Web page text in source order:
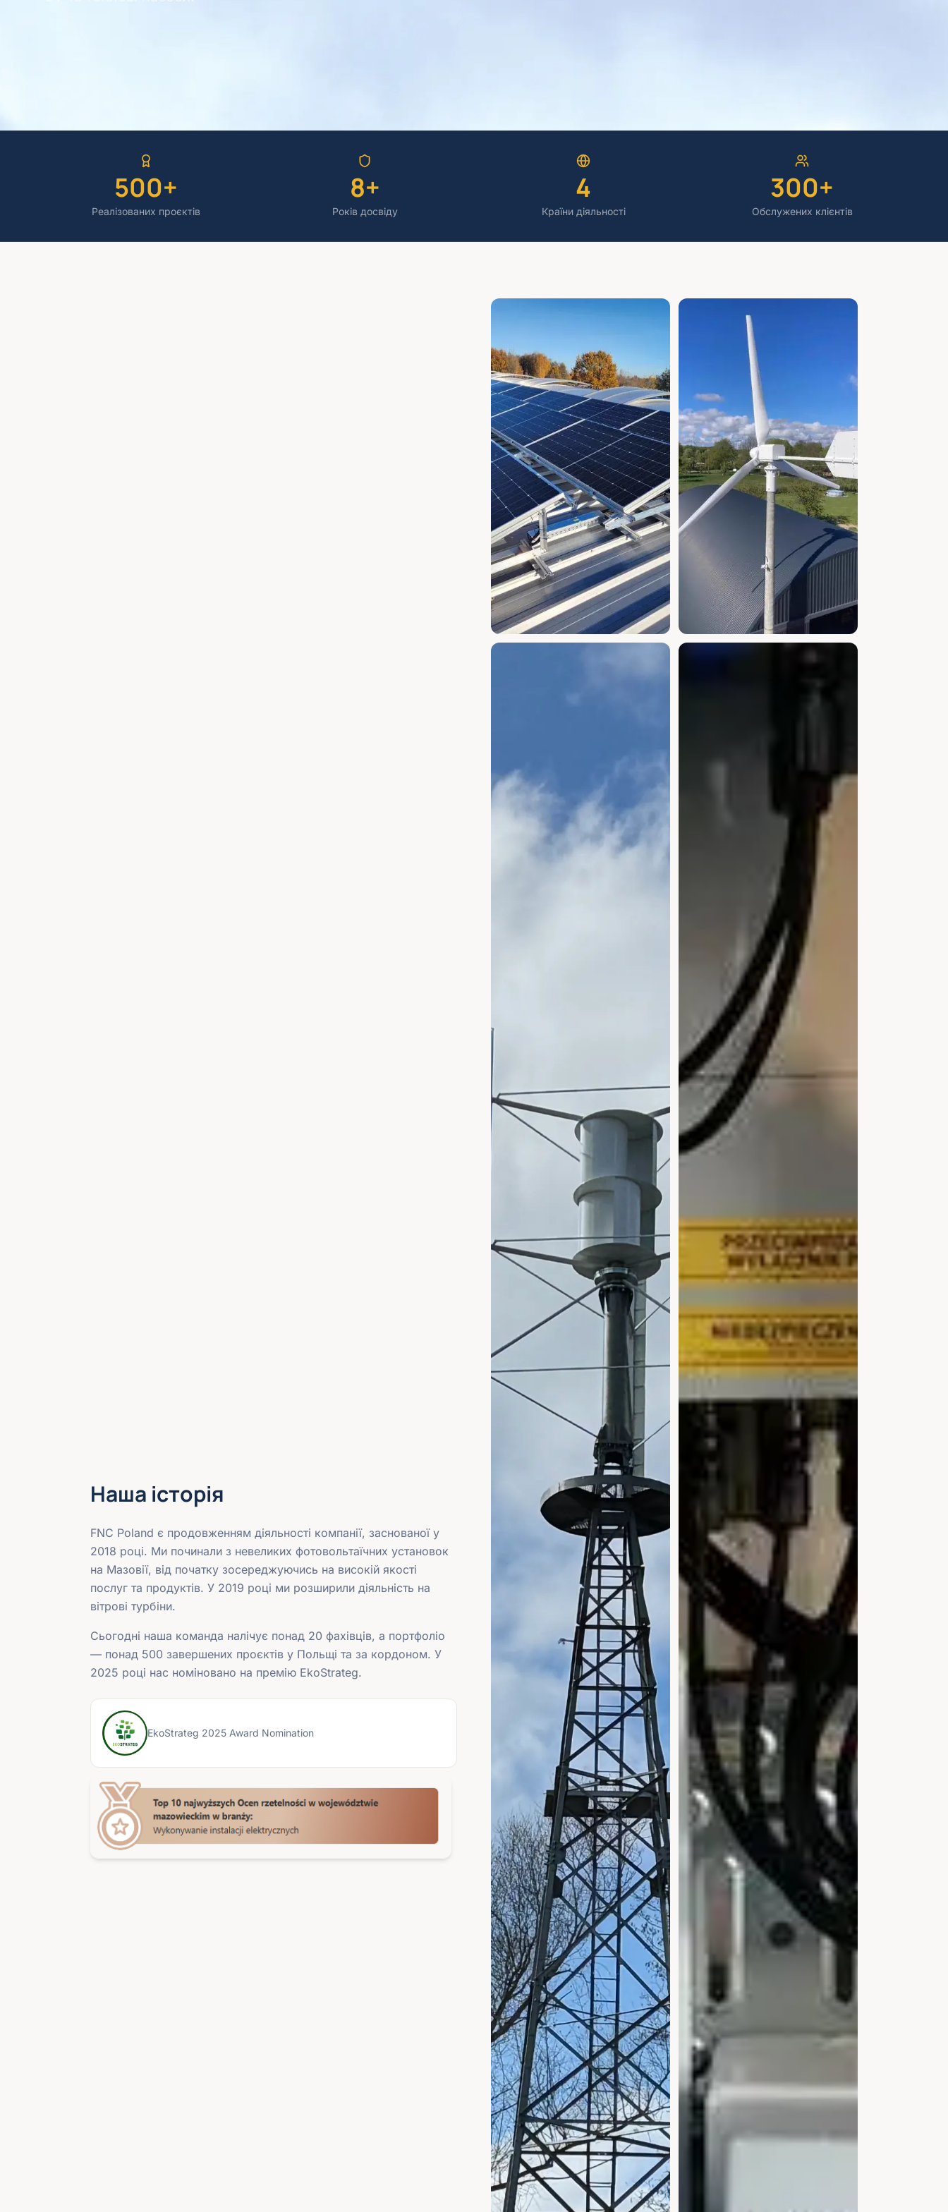
500+
Реалізованих проєктів
8+
Років досвіду
4
Країни діяльності
300+
Обслужених клієнтів
Наша історія
FNC Poland є продовженням діяльності компанії, заснованої у
2018 році. Ми починали з невеликих фотовольтаїчних установок
на Мазовії, від початку зосереджуючись на високій якості
послуг та продуктів. У 2019 році ми розширили діяльність на
вітрові турбіни.
Сьогодні наша команда налічує понад 20 фахівців, а портфоліо
— понад 500 завершених проєктів у Польщі та за кордоном. У
2025 році нас номіновано на премію EkoStrateg.
EkoStrateg 2025 Award Nomination